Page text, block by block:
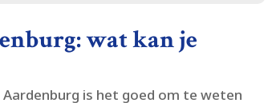
wat kan je
is het goed om te weten